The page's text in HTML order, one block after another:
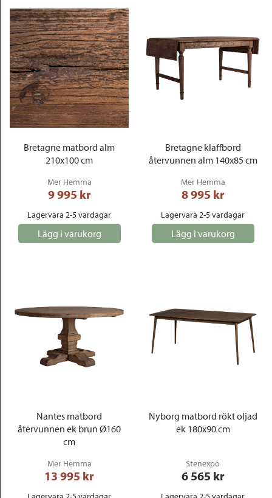
Bretagne matbord alm
210x100 cm
Mer Hemma
9 995 kr
Lagervara 2-5 vardagar
Lägg i varukorg
Bretagne klaffbord
återvunnen alm 140x85 cm
Mer Hemma
8 995 kr
Lagervara 2-5 vardagar
Lägg i varukorg
Nantes matbord
återvunnen ek brun Ø160
cm
Mer Hemma
13 995 kr
Nyborg matbord rökt oljad
ek 180x90 cm
Stenexpo
6 565 kr